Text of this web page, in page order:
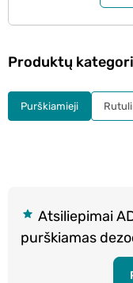
Atsiliepimai
purškiamas
Produktų
Purškiamieji